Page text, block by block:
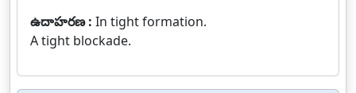
ఉదాహరణ : In tight formation.
A tight blockade.